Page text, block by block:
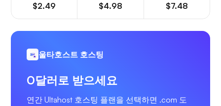
$2.49 $4.98 $7.48
울타호스트 호스팅
0달러로 받으세요
연간 Ultahost 호스팅 플랜을 선택하면 .com 도